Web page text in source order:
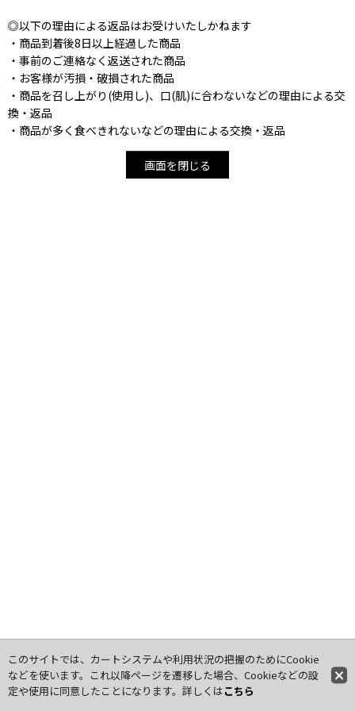
◎以下の理由による返品はお受けいたしかねます
・商品到着後8日以上経過した商品
・事前のご連絡なく返送された商品
・お客様が汚損・破損された商品
・商品を召し上がり(使用し)、口(肌)に合わないなどの理由による交
換・返品
・商品が多く食べきれないなどの理由による交換・返品
画面を閉じる
このサイトでは、カートシステムや利用状況の把握のためにCookie
などを使います。これ以降ページを遷移した場合、Cookieなどの設
定や使用に同意したことになります。詳しくはこちら